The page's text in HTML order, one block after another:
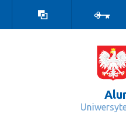
kontrastowa